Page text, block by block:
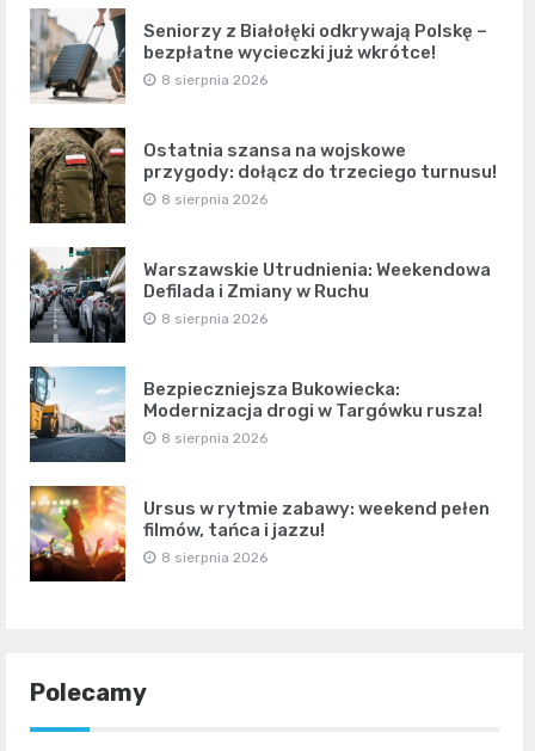
Seniorzy z Białołęki odkrywają Polskę –
bezpłatne wycieczki już wkrótce!
8 sierpnia 2026
Ostatnia szansa na wojskowe
przygody: dołącz do trzeciego turnusu!
8 sierpnia 2026
Warszawskie Utrudnienia: Weekendowa
Defilada i Zmiany w Ruchu
8 sierpnia 2026
Bezpieczniejsza Bukowiecka:
Modernizacja drogi w Targówku rusza!
8 sierpnia 2026
Ursus w rytmie zabawy: weekend pełen
filmów, tańca i jazzu!
8 sierpnia 2026
Polecamy